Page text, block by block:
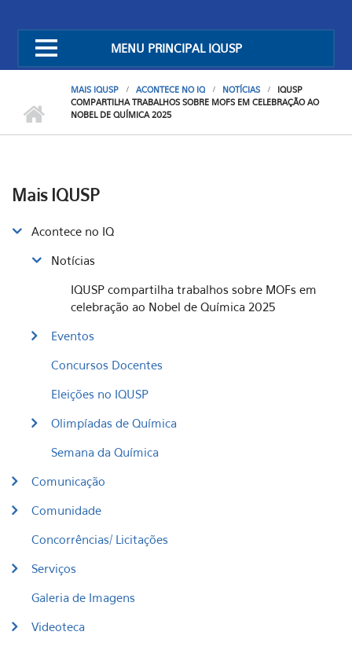
MENU PRINCIPAL IQUSP
MAIS IQUSP ACONTECE NO IQ NOTÍCIAS
IQUSP
COMPARTILHA TRABALHOS SOBRE MOFS EM CELEBRAÇÃO AO
NOBEL DE QUÍMICA 2025
Mais IQUSP
Acontece no IQ
Notícias
IQUSP compartilha trabalhos sobre MOFs em
celebração ao Nobel de Química 2025
Eventos
Concursos Docentes
Eleições no IQUSP
Olimpíadas de Química
Semana da Química
Comunicação
Comunidade
Concorrências/ Licitações
Serviços
Galeria de Imagens
Videoteca